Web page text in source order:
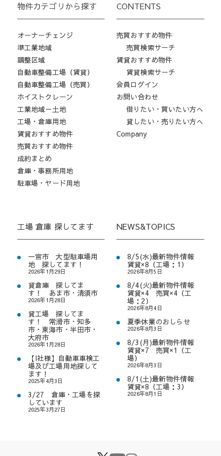
物件カテゴリから探す
オーナーチェンジ
準工業地域
調整区域
自動車整備工場（賃貸）
自動車整備工場（売買）
ホイストクレーン
工業地域－土地
工場・倉庫用地
賃貸おすすめ物件
売買おすすめ物件
成約まとめ
倉庫・事務所用地
駐車場・ヤード用地
CONTENTS
売買おすすめ物件
売買検索サーチ
賃貸おすすめ物件
賃貸検索サーチ
会員ログイン
お問い合わせ
借りたい・買いたい方へ
貸したい・売りたい方へ
Company
工場 倉庫 探してます
一宮市 大型駐車場用
地 探してます！
2026年1月29日
貸倉庫 探してま
す！ あま市・清須市
2026年1月28日
貸工場 探してま
す！ 常滑市・知多
市・東海市・半田市・
大府市
2026年1月28日
【I社様】自動車車検工
場及び工場用地探して
ます！
2025年4月3日
3/27 倉庫・工場を探
しています
2025年3月27日
NEWS&TOPICS
8/5(水)最新物件情報
賃貸×8（工場：1）
2026年8月5日
8/4(火)最新物件情報
賃貸×4 売買×4（工
場：2）
2026年8月4日
夏季休業のおしらせ
2026年8月3日
8/3(月)最新物件情報
賃貸×7 売買×1（工
場）
2026年8月3日
8/1(土)最新物件情報
賃貸×8（工場：3）
2026年8月1日
X